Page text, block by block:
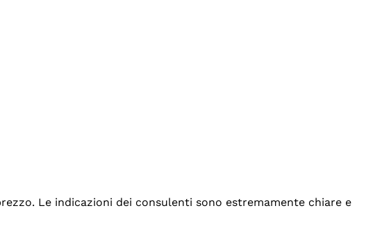
Le indicazioni dei consulenti sono estremamente chiare e